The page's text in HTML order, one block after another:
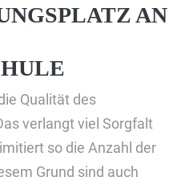
AN
Qualität des
verlangt viel Sorgfalt
so die Anzahl der
Grund sind auch